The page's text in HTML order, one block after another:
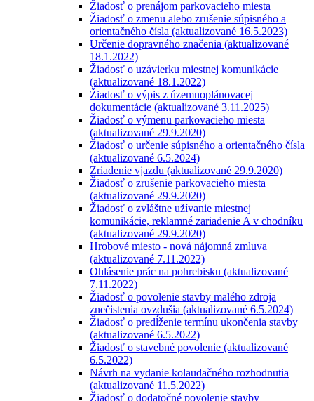
Žiadosť o prenájom parkovacieho miesta
Žiadosť o zmenu alebo zrušenie súpisného a
orientačného čísla (aktualizované 16.5.2023)
Určenie dopravného značenia (aktualizované
18.1.2022)
Žiadosť o uzávierku miestnej komunikácie
(aktualizované 18.1.2022)
Žiadosť o výpis z územnoplánovacej
dokumentácie (aktualizované 3.11.2025)
Žiadosť o výmenu parkovacieho miesta
(aktualizované 29.9.2020)
Žiadosť o určenie súpisného a orientačného čísla
(aktualizované 6.5.2024)
Zriadenie vjazdu (aktualizované 29.9.2020)
Žiadosť o zrušenie parkovacieho miesta
(aktualizované 29.9.2020)
Žiadosť o zvláštne užívanie miestnej
komunikácie, reklamné zariadenie A v chodníku
(aktualizované 29.9.2020)
Hrobové miesto - nová nájomná zmluva
(aktualizované 7.11.2022)
Ohlásenie prác na pohrebisku (aktualizované
7.11.2022)
Žiadosť o povolenie stavby malého zdroja
znečistenia ovzdušia (aktualizované 6.5.2024)
Žiadosť o predĺženie termínu ukončenia stavby
(aktualizované 6.5.2022)
Žiadosť o stavebné povolenie (aktualizované
6.5.2022)
Návrh na vydanie kolaudačného rozhodnutia
(aktualizované 11.5.2022)
Žiadosť o dodatočné povolenie stavby